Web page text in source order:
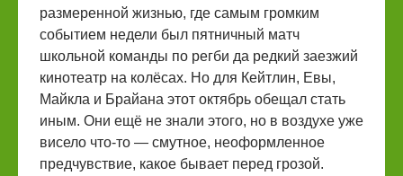
размеренной жизнью, где самым громким
событием недели был пятничный матч
школьной команды по регби да редкий заезжий
кинотеатр на колёсах. Но для Кейтлин, Евы,
Майкла и Брайана этот октябрь обещал стать
иным. Они ещё не знали этого, но в воздухе уже
висело что-то — смутное, неоформленное
предчувствие, какое бывает перед грозой.